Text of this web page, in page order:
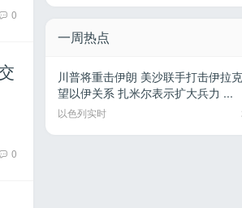
0
0
一周热点
川普将重击伊朗 美沙联手打击伊拉
望以伊关系 扎米尔表示扩大兵力 ...
以色列实时